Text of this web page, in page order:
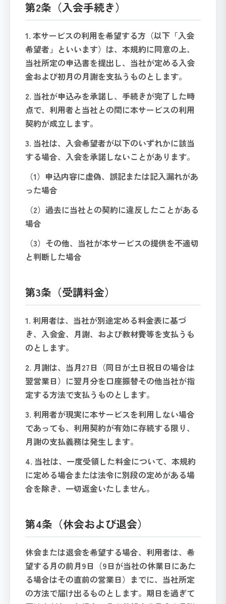
第2条（入会手続き）
1. 本サービスの利用を希望する方（以下「入会
希望者」といいます）は、本規約に同意の上、
当社所定の申込書を提出し、当社が定める入会
金および初月の月謝を支払うものとします。
2. 当社が申込みを承諾し、手続きが完了した時
点で、利用者と当社との間に本サービスの利用
契約が成立します。
3. 当社は、入会希望者が以下のいずれかに該当
する場合、入会を承諾しないことがあります。
（1）申込内容に虚偽、誤記または記入漏れがあ
った場合
（2）過去に当社との契約に違反したことがある
場合
（3）その他、当社が本サービスの提供を不適切
と判断した場合
第3条（受講料金）
1. 利用者は、当社が別途定める料金表に基づ
き、入会金、月謝、および教材費等を支払うも
のとします。
2. 月謝は、当月27日（同日が土日祝日の場合は
翌営業日）に翌月分を口座振替その他当社が指
定する方法で支払うものとします。
3. 利用者が現実に本サービスを利用しない場合
であっても、利用契約が有効に存続する限り、
月謝の支払義務は発生します。
4. 当社は、一度受領した料金について、本規約
に定める場合または法令に別段の定めがある場
合を除き、一切返金いたしません。
第4条（休会および退会）
休会または退会を希望する場合、利用者は、希
望する月の前月9日（9日が当社の休業日にあた
る場合はその直前の営業日）までに、当社所定
の方法で届け出るものとします。期日を過ぎて